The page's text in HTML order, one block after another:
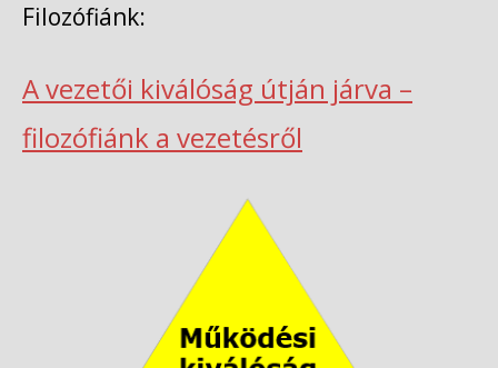
Filozófiánk:
A vezetői kiválóság útján járva –
filozófiánk a vezetésről